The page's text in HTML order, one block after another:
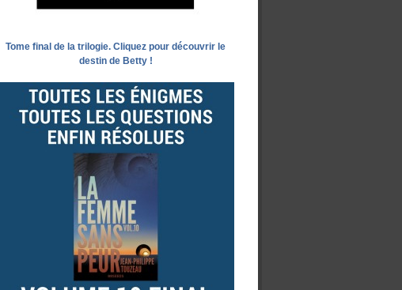
Tome final de la trilogie. Cliquez pour découvrir le
destin de Betty !